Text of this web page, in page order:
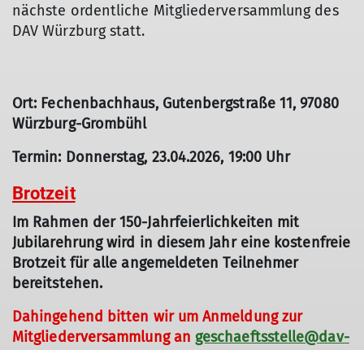
nächste ordentliche Mitgliederversammlung des
DAV Würzburg statt.
Ort: Fechenbachhaus, Gutenbergstraße 11, 97080
Würzburg-Grombühl
Termin: Donnerstag, 23.04.2026, 19:00 Uhr
Brotzeit
Im Rahmen der 150-Jahrfeierlichkeiten mit
Jubilarehrung wird in diesem Jahr eine kostenfreie
Brotzeit für alle angemeldeten Teilnehmer
bereitstehen.
Dahingehend bitten wir um Anmeldung zur
Mitgliederversammlung an geschaeftsstelle@dav-